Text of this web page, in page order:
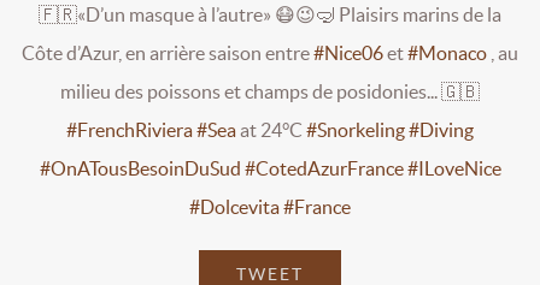
🇫🇷«D’un masque à l’autre» 😷😉🤿 Plaisirs marins de la
Côte d’Azur, en arrière saison entre#Nice06et#Monaco , au
milieu des poissons et champs de posidonies... 🇬🇧
#FrenchRiviera#Seaat 24°C #Snorkeling#Diving
#OnATousBesoinDuSud #CotedAzurFrance#ILoveNice
#Dolcevita#France
TWEET